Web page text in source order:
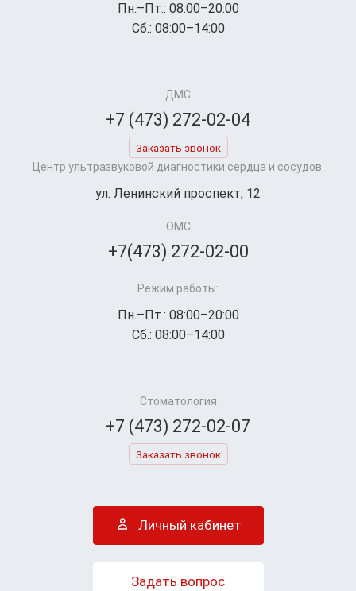
Пн.–Пт.: 08:00–20:00
Сб.: 08:00–14:00
ДМС
+7 (473) 272-02-04
Заказать звонок
Центр ультразвуковой диагностики сердца и сосудов:
ул. Ленинский проспект, 12
ОМС
+7(473) 272-02-00
Режим работы:
Пн.–Пт.: 08:00–20:00
Сб.: 08:00–14:00
Стоматология
+7 (473) 272-02-07
Заказать звонок
Личный кабинет
Задать вопрос